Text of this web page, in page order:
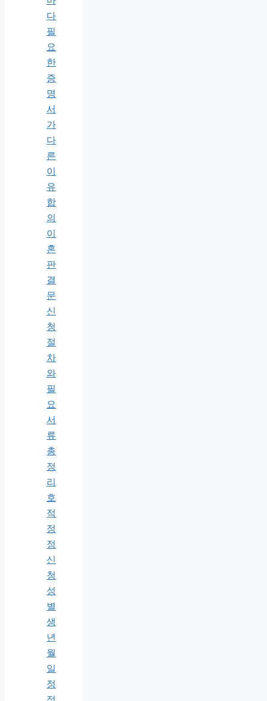
다
필
요
한
증
명
서
가
다
른
이
유
합
의
이
혼
판
결
문
신
청
절
차
와
필
요
서
류
총
정
리
호
적
정
정
신
청
성
별
생
년
월
일
정